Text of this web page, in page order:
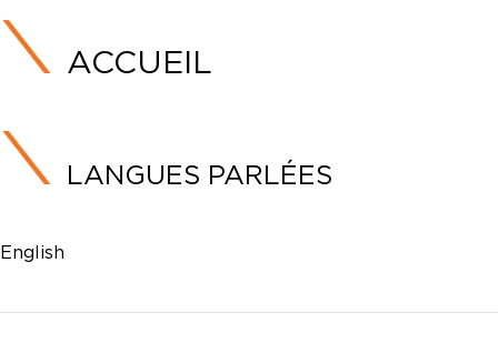
ACCUEIL
LANGUES PARLÉES
English